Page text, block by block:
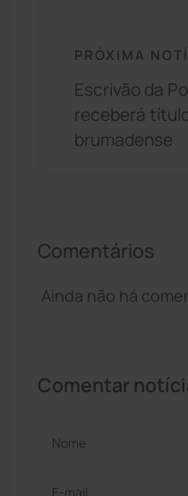
PRÓXIMA
Escrivão da
receberá
brumadense
Comentários
Ainda não há
Comentar